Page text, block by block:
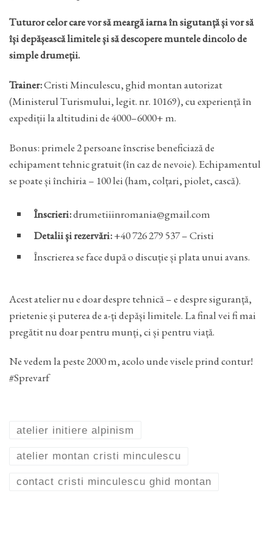
Tuturor celor care vor să meargă iarna în sigutanță și vor să
își depășească limitele și să descopere muntele dincolo de
simple drumeții.
Trainer:Cristi Minculescu, ghid montan autorizat
(Ministerul Turismului, legit. nr. 10169), cu experiență în
expediții la altitudini de 4000–6000+ m.
Bonus: primele 2 persoane înscrise beneficiază de
echipament tehnic gratuit (în caz de nevoie). Echipamentul
se poate și închiria – 100 lei (ham, colțari, piolet, cască).
Înscrieri:drumetiiinromania@gmail.com
Detalii și rezervări:+40 726 279 537 – Cristi
Înscrierea se face după o discuție și plata unui avans.
Acest atelier nu e doar despre tehnică – e despre siguranță,
prietenie și puterea de a-ți depăși limitele. La final vei fi mai
pregătit nu doar pentru munți, ci și pentru viață.
Ne vedem la peste 2000 m, acolo unde visele prind contur!
#Sprevarf
atelier initiere alpinism
atelier montan cristi minculescu
contact cristi minculescu ghid montan